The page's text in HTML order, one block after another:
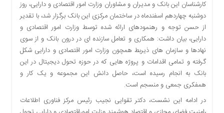
درباره
کتاب
پلیس،امنیت
کارشناسان این بانک و مدیران و مشاوران وزارت امور اقتصادی و دارایی، روز
دوشنبه چهاردهم اسفندماه در ساختمان مرکزی این بانک برگزار شد، با تقدیر
از حسن توجه و رهنمودهای ارائه شده توسط وزارت امور اقتصادی و
دارایی، بیان داشت: همکاری و تعامل سازنده ای در درون بانک و از سوی
نهادها و سازمان های ذیربط همچون وزارت امور اقتصادی و دارایی شکل
گرفته و تمامی اقدامات و پروژه هایی که در حوزه تحول دیجیتال در این
بانک به انجام رسیده است، حاصل دانش این مجموعه و یک کار و
همفکری جمعی و منسجم است.
در ادامه این نشست، دکتر تقوایی نجیب رئیس مرکز فناوری اطلاعات